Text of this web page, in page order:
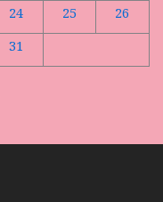
24 25
26
31